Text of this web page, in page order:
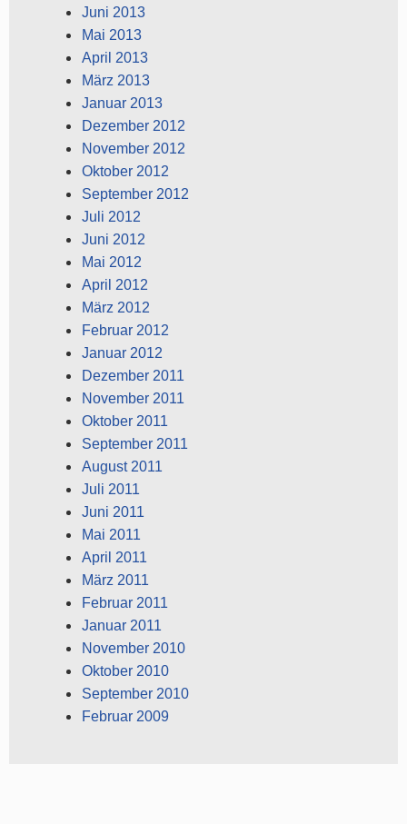
Juni 2013
Mai 2013
April 2013
März 2013
Januar 2013
Dezember 2012
November 2012
Oktober 2012
September 2012
Juli 2012
Juni 2012
Mai 2012
April 2012
März 2012
Februar 2012
Januar 2012
Dezember 2011
November 2011
Oktober 2011
September 2011
August 2011
Juli 2011
Juni 2011
Mai 2011
April 2011
März 2011
Februar 2011
Januar 2011
November 2010
Oktober 2010
September 2010
Februar 2009